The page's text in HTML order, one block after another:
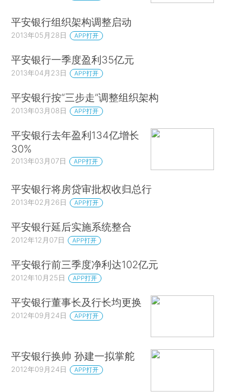
平安银行组织架构调整启动
2013年05月28日 APP打开
平安银行一季度盈利35亿元
2013年04月23日 APP打开
平安银行按“三步走”调整组织架构
2013年03月08日 APP打开
平安银行去年盈利134亿增长
30%
2013年03月07日 APP打开
平安银行将房贷审批权收归总行
2013年02月26日 APP打开
平安银行延后实施系统整合
2012年12月07日 APP打开
平安银行前三季度净利达102亿元
2012年10月25日 APP打开
平安银行董事长及行长均更换
2012年09月24日 APP打开
平安银行换帅 孙建一拟掌舵
2012年09月24日 APP打开